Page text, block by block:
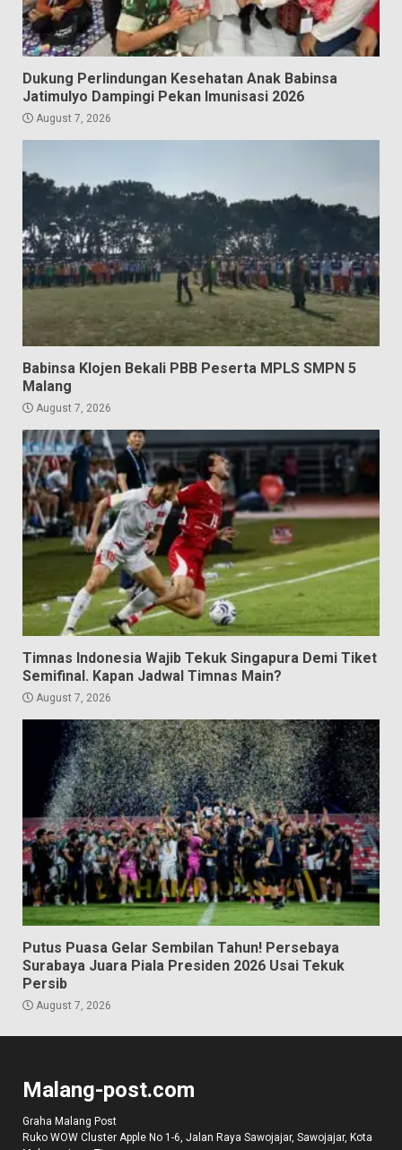
Dukung Perlindungan Kesehatan Anak Babinsa
Jatimulyo Dampingi Pekan Imunisasi 2026
August 7, 2026
Babinsa Klojen Bekali PBB Peserta MPLS SMPN 5
Malang
August 7, 2026
Timnas Indonesia Wajib Tekuk Singapura Demi Tiket
Semifinal. Kapan Jadwal Timnas Main?
August 7, 2026
Putus Puasa Gelar Sembilan Tahun! Persebaya
Surabaya Juara Piala Presiden 2026 Usai Tekuk
Persib
August 7, 2026
Malang-post.com
Graha Malang Post
Ruko WOW Cluster Apple No 1-6, Jalan Raya Sawojajar, Sawojajar, Kota